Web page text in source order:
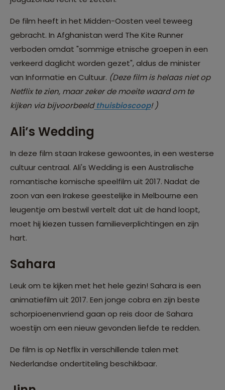
De film heeft in het Midden-Oosten veel teweeg
gebracht. In Afghanistan werd The Kite Runner
verboden omdat "sommige etnische groepen in een
verkeerd daglicht worden gezet", aldus de minister
van Informatie en Cultuur. (Deze film is helaas niet op
Netflix te zien, maar zeker de moeite waard om te
kijken via bijvoorbeeldthuisbioscoop! )
Ali’s Wedding
In deze film staan Irakese gewoontes, in een westerse
cultuur centraal. Ali's Wedding is een Australische
romantische komische speelfilm uit 2017. Nadat de
zoon van een Irakese geestelijke in Melbourne een
leugentje om bestwil vertelt dat uit de hand loopt,
moet hij kiezen tussen familieverplichtingen en zijn
hart.
Sahara
Leuk om te kijken met het hele gezin! Sahara is een
animatiefilm uit 2017. Een jonge cobra en zijn beste
schorpioenenvriend gaan op reis door de Sahara
woestijn om een nieuw gevonden liefde te redden.
De film is op Netflix in verschillende talen met
Nederlandse ondertiteling beschikbaar.